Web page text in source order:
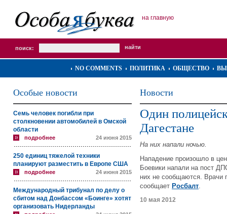
на главную
поиск:
NO COMMENTS ПОЛИТИКА ОБЩЕСТВО
Особые новости
Семь человек погибли при
столкновении автомобилей в Омской
области
подробнее 24 июня 2015
250 единиц тяжелой техники
планируют разместить в Европе США
подробнее 24 июня 2015
Международный трибунал по делу о
сбитом над Донбассом «Боинге» хотят
организовать Нидерланды
Новости
Один
Дагестане
На них напали ночью.
Нападение произошло в
Боевики напали на пост
них не сообщаются. Врачи
сообщает Росбалт.
10 мая 2012